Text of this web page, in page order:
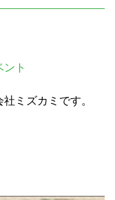
ント
ミズカミです。